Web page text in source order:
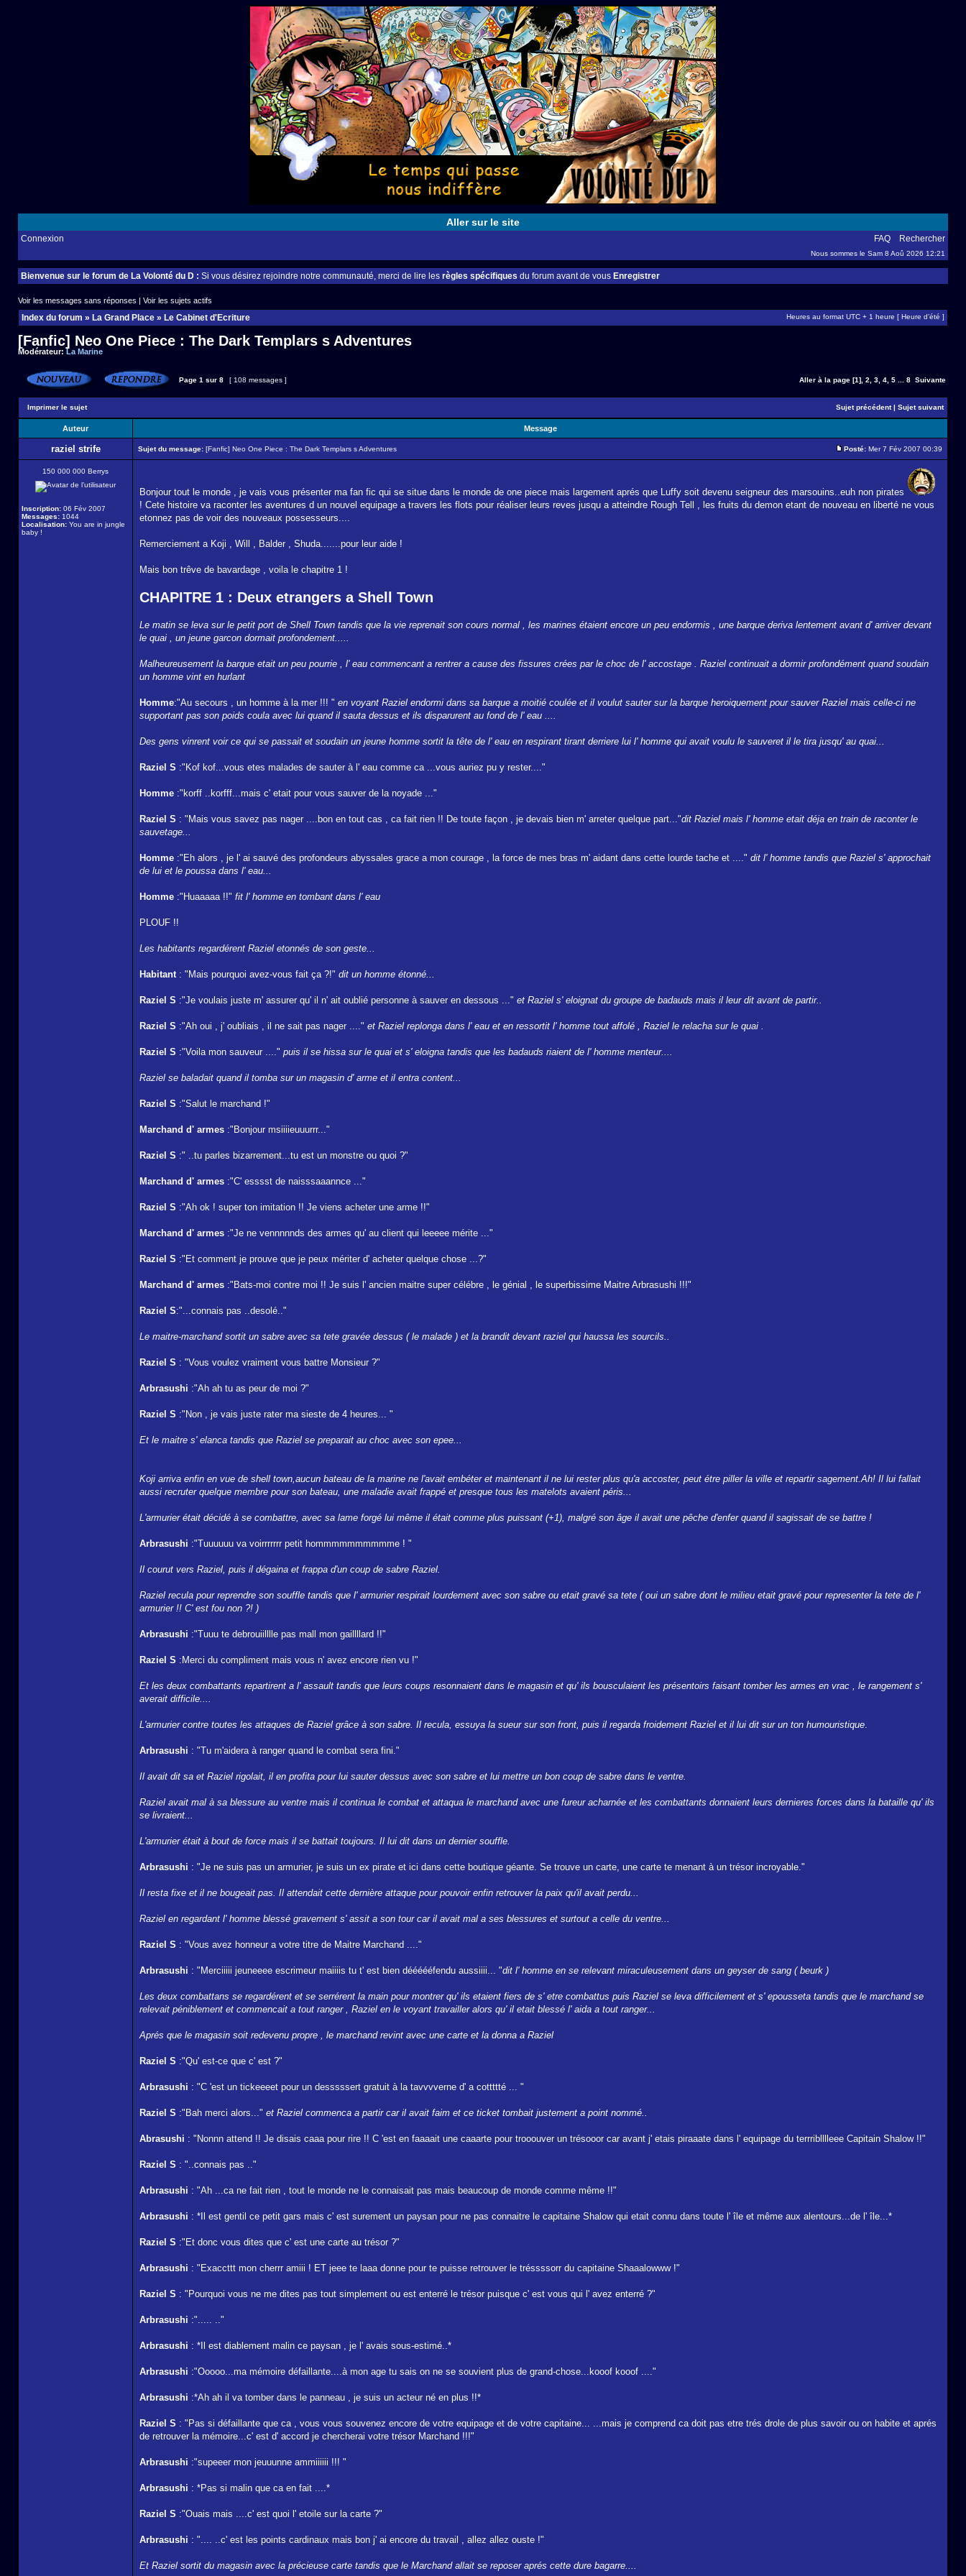
Aller sur le site
Connexion FAQ Rechercher
Nous sommes le Sam 8 Aoû 2026 12:21
Bienvenue sur le forum de La Volonté du D : Si vous désirez rejoindre notre communauté, merci de lire les règles spécifiques du forum avant de vous Enregistrer
Voir les messages sans réponses | Voir les sujets actifs
Index du forum » La Grand Place » Le Cabinet d'Ecriture Heures au format UTC + 1 heure [ Heure d’été ]
[Fanfic] Neo One Piece : The Dark Templars s Adventures
Modérateur:La Marine
Page 1 sur 8 [ 108 messages ] Aller à la page [1] 2 3 4 5 8 Suivante
Imprimer le sujet Sujet précédent| Sujet suivant
Auteur Message
raziel strife Sujet du message: [Fanfic] Neo One Piece : The Dark Templars s Adventures Posté: Mer 7 Fév 2007 00:39
150 000 000 Berrys
Inscription: 06 Fév 2007
Messages: 1044
Localisation: You are in jungle
baby !
Bonjour tout le monde , je vais vous présenter ma fan fic qui se situe dans le monde de one piece mais largement aprés que Luffy soit devenu seigneur des marsouins..euh non pirates
! Cete histoire va raconter les aventures d un nouvel equipage a travers les flots pour réaliser leurs reves jusqu a atteindre Rough Tell , les fruits du demon etant de nouveau en liberté ne vous
etonnez pas de voir des nouveaux possesseurs....
Remerciement a Koji , Will , Balder , Shuda.......pour leur aide !
Mais bon trêve de bavardage , voila le chapitre 1 !
CHAPITRE 1 : Deux etrangers a Shell Town
Le matin se leva sur le petit port de Shell Town tandis que la vie reprenait son cours normal , les marines étaient encore un peu endormis , une barque deriva lentement avant d' arriver devant
le quai , un jeune garcon dormait profondement.....
Malheureusement la barque etait un peu pourrie , l' eau commencant a rentrer a cause des fissures crées par le choc de l' accostage . Raziel continuait a dormir profondément quand soudain
un homme vint en hurlant
Homme:"Au secours , un homme à la mer !!! " en voyant Raziel endormi dans sa barque a moitié coulée et il voulut sauter sur la barque heroiquement pour sauver Raziel mais celle-ci ne
supportant pas son poids coula avec lui quand il sauta dessus et ils disparurent au fond de l' eau ....
Des gens vinrent voir ce qui se passait et soudain un jeune homme sortit la tête de l' eau en respirant tirant derriere lui l' homme qui avait voulu le sauveret il le tira jusqu' au quai...
Raziel S :"Kof kof...vous etes malades de sauter à l' eau comme ca ...vous auriez pu y rester...."
Homme :"korff ..korfff...mais c' etait pour vous sauver de la noyade ..."
Raziel S : "Mais vous savez pas nager ....bon en tout cas , ca fait rien !! De toute façon , je devais bien m' arreter quelque part..."dit Raziel mais l' homme etait déja en train de raconter le
sauvetage...
Homme :"Eh alors , je l' ai sauvé des profondeurs abyssales grace a mon courage , la force de mes bras m' aidant dans cette lourde tache et ...." dit l' homme tandis que Raziel s' approchait
de lui et le poussa dans l' eau...
Homme :"Huaaaaa !!" fit l' homme en tombant dans l' eau
PLOUF !!
Les habitants regardérent Raziel etonnés de son geste...
Habitant: "Mais pourquoi avez-vous fait ça ?!" dit un homme étonné...
Raziel S :"Je voulais juste m' assurer qu' il n' ait oublié personne à sauver en dessous ..." et Raziel s' eloignat du groupe de badauds mais il leur dit avant de partir..
Raziel S :"Ah oui , j' oubliais , il ne sait pas nager ...." et Raziel replonga dans l' eau et en ressortit l' homme tout affolé , Raziel le relacha sur le quai .
Raziel S :"Voila mon sauveur ...." puis il se hissa sur le quai et s' eloigna tandis que les badauds riaient de l' homme menteur....
Raziel se baladait quand il tomba sur un magasin d' arme et il entra content...
Raziel S :"Salut le marchand !"
Marchand d' armes :"Bonjour msiiiieuuurrr..."
Raziel S :" ..tu parles bizarrement...tu est un monstre ou quoi ?"
Marchand d' armes :"C' esssst de naisssaaannce ..."
Raziel S :"Ah ok ! super ton imitation !! Je viens acheter une arme !!"
Marchand d' armes :"Je ne vennnnnds des armes qu' au client qui leeeee mérite ..."
Raziel S :"Et comment je prouve que je peux mériter d' acheter quelque chose ...?"
Marchand d' armes :"Bats-moi contre moi !! Je suis l' ancien maitre super célébre , le génial , le superbissime Maitre Arbrasushi !!!"
Raziel S:"...connais pas ..desolé.."
Le maitre-marchand sortit un sabre avec sa tete gravée dessus ( le malade ) et la brandit devant raziel qui haussa les sourcils..
Raziel S : "Vous voulez vraiment vous battre Monsieur ?"
Arbrasushi :"Ah ah tu as peur de moi ?"
Raziel S :"Non , je vais juste rater ma sieste de 4 heures... "
Et le maitre s' elanca tandis que Raziel se preparait au choc avec son epee...
Koji arriva enfin en vue de shell town,aucun bateau de la marine ne l'avait embéter et maintenant il ne lui rester plus qu'a accoster, peut étre piller la ville et repartir sagement.Ah! Il lui fallait
aussi recruter quelque membre pour son bateau, une maladie avait frappé et presque tous les matelots avaient péris...
L'armurier était décidé à se combattre, avec sa lame forgé lui même il était comme plus puissant (+1), malgré son âge il avait une pêche d'enfer quand il sagissait de se battre !
Arbrasushi :"Tuuuuuu va voirrrrrrr petit hommmmmmmmmme ! "
Il courut vers Raziel, puis il dégaina et frappa d'un coup de sabre Raziel.
Raziel recula pour reprendre son souffle tandis que l' armurier respirait lourdement avec son sabre ou etait gravé sa tete ( oui un sabre dont le milieu etait gravé pour representer la tete de l'
armurier !! C' est fou non ?! )
Arbrasushi :"Tuuu te debrouiilllle pas mall mon gaillllard !!"
Raziel S :Merci du compliment mais vous n' avez encore rien vu !"
Et les deux combattants repartirent a l' assault tandis que leurs coups resonnaient dans le magasin et qu' ils bousculaient les présentoirs faisant tomber les armes en vrac , le rangement s'
averait difficile....
L'armurier contre toutes les attaques de Raziel grâce à son sabre. Il recula, essuya la sueur sur son front, puis il regarda froidement Raziel et il lui dit sur un ton humouristique.
Arbrasushi : "Tu m'aidera à ranger quand le combat sera fini."
Il avait dit sa et Raziel rigolait, il en profita pour lui sauter dessus avec son sabre et lui mettre un bon coup de sabre dans le ventre.
Raziel avait mal à sa blessure au ventre mais il continua le combat et attaqua le marchand avec une fureur acharnée et les combattants donnaient leurs dernieres forces dans la bataille qu' ils
se livraient...
L'armurier était à bout de force mais il se battait toujours. Il lui dit dans un dernier souffle.
Arbrasushi : "Je ne suis pas un armurier, je suis un ex pirate et ici dans cette boutique géante. Se trouve un carte, une carte te menant à un trésor incroyable."
Il resta fixe et il ne bougeait pas. Il attendait cette dernière attaque pour pouvoir enfin retrouver la paix qu'il avait perdu...
Raziel en regardant l' homme blessé gravement s' assit a son tour car il avait mal a ses blessures et surtout a celle du ventre...
Raziel S : "Vous avez honneur a votre titre de Maitre Marchand ...."
Arbrasushi : "Merciiiii jeuneeee escrimeur maiiiis tu t' est bien déééééfendu aussiiii... "dit l' homme en se relevant miraculeusement dans un geyser de sang ( beurk )
Les deux combattans se regardérent et se serrérent la main pour montrer qu' ils etaient fiers de s' etre combattus puis Raziel se leva difficilement et s' epousseta tandis que le marchand se
relevait péniblement et commencait a tout ranger , Raziel en le voyant travailler alors qu' il etait blessé l' aida a tout ranger...
Aprés que le magasin soit redevenu propre , le marchand revint avec une carte et la donna a Raziel
Raziel S :"Qu' est-ce que c' est ?"
Arbrasushi : "C 'est un tickeeeet pour un desssssert gratuit à la tavvvverne d' a cottttté ... "
Raziel S :"Bah merci alors..." et Raziel commenca a partir car il avait faim et ce ticket tombait justement a point nommé..
Abrasushi : "Nonnn attend !! Je disais caaa pour rire !! C 'est en faaaait une caaarte pour trooouver un trésooor car avant j' etais piraaate dans l' equipage du terrriblllleee Capitain Shalow !!"
Raziel S : "..connais pas .."
Arbrasushi : "Ah ...ca ne fait rien , tout le monde ne le connaisait pas mais beaucoup de monde comme même !!"
Arbrasushi : *Il est gentil ce petit gars mais c' est surement un paysan pour ne pas connaitre le capitaine Shalow qui etait connu dans toute l' île et même aux alentours...de l' île...*
Raziel S :"Et donc vous dites que c' est une carte au trésor ?"
Arbrasushi : "Exaccttt mon cherrr amiii ! ET jeee te laaa donne pour te puisse retrouver le tréssssorr du capitaine Shaaalowww !"
Raziel S : "Pourquoi vous ne me dites pas tout simplement ou est enterré le trésor puisque c' est vous qui l' avez enterré ?"
Arbrasushi :"..... .."
Arbrasushi : *Il est diablement malin ce paysan , je l' avais sous-estimé..*
Arbrasushi :"Ooooo...ma mémoire défaillante....à mon age tu sais on ne se souvient plus de grand-chose...kooof kooof ...."
Arbrasushi :*Ah ah il va tomber dans le panneau , je suis un acteur né en plus !!*
Raziel S : "Pas si défaillante que ca , vous vous souvenez encore de votre equipage et de votre capitaine... ...mais je comprend ca doit pas etre trés drole de plus savoir ou on habite et aprés
de retrouver la mémoire...c' est d' accord je chercherai votre trésor Marchand !!!"
Arbrasushi :"supeeer mon jeuuunne ammiiiiii !!! "
Arbrasushi : *Pas si malin que ca en fait ....*
Raziel S :"Ouais mais ....c' est quoi l' etoile sur la carte ?"
Arbrasushi : ".... ..c' est les points cardinaux mais bon j' ai encore du travail , allez allez ouste !"
Et Raziel sortit du magasin avec la précieuse carte tandis que le Marchand allait se reposer aprés cette dure bagarre....